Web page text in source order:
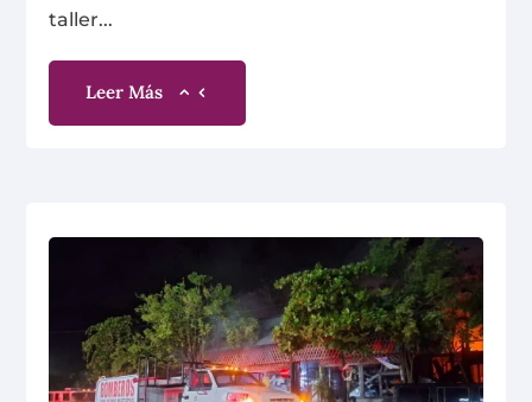
taller...
Leer Más